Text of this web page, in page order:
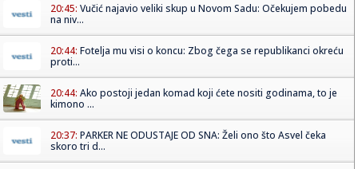
20:45: Vučić najavio veliki skup u Novom Sadu: Očekujem pobedu
na niv...
20:44: Fotelja mu visi o koncu: Zbog čega se republikanci okreću
proti...
20:44: Ako postoji jedan komad koji ćete nositi godinama, to je
kimono ...
20:37: PARKER NE ODUSTAJE OD SNA: Želi ono što Asvel čeka
skoro tri d...